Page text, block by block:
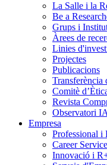
La Salle i la
Be a
Grups i
Àrees de
Linies
Projectes
Publicacions
Transferència
Comitè
Revista
Observatori IA
Empresa
Professional i
Career
Innovació i